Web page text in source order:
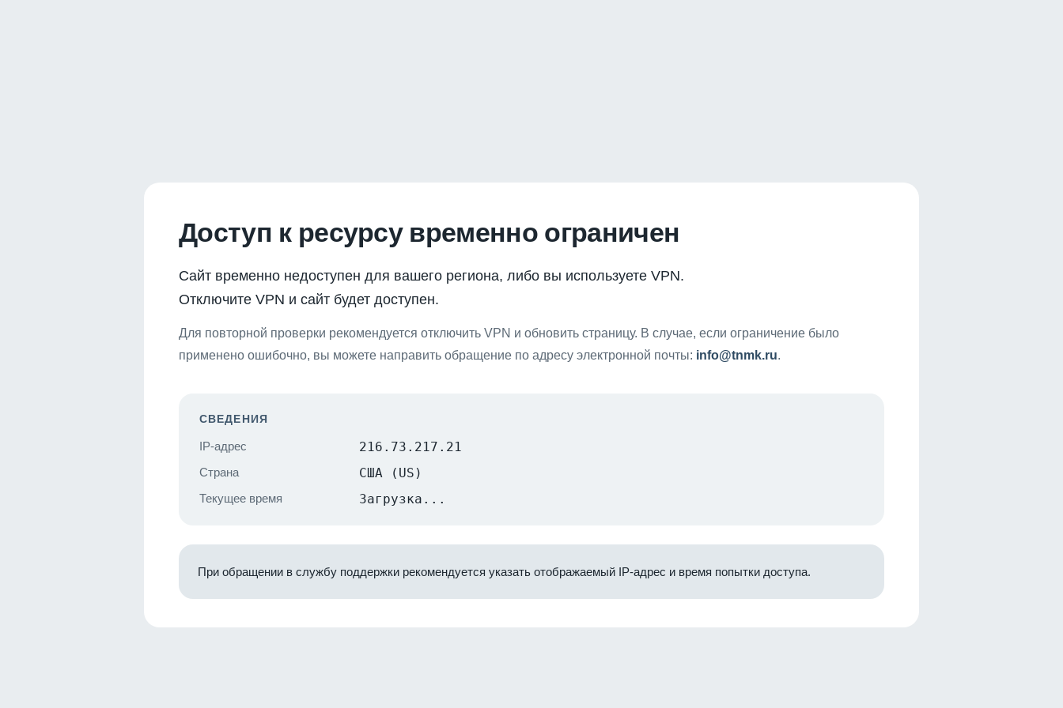
Доступ к ресурсу временно ограничен
Сайт временно недоступен для вашего региона, либо вы используете VPN.
Отключите VPN и сайт будет доступен.
Для повторной проверки рекомендуется отключить VPN и обновить страницу. В случае, если ограничение было
применено ошибочно, вы можете направить обращение по адресу электронной почты: info@tnmk.ru.
СВЕДЕНИЯ
IP-адрес 216.73.217.21
Страна США (US)
Текущее время Загрузка...
При обращении в службу поддержки рекомендуется указать отображаемый IP-адрес и время попытки доступа.